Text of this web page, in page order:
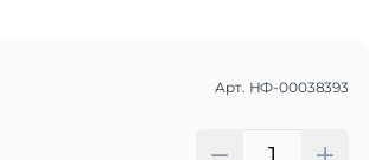
Арт. НФ-00038393